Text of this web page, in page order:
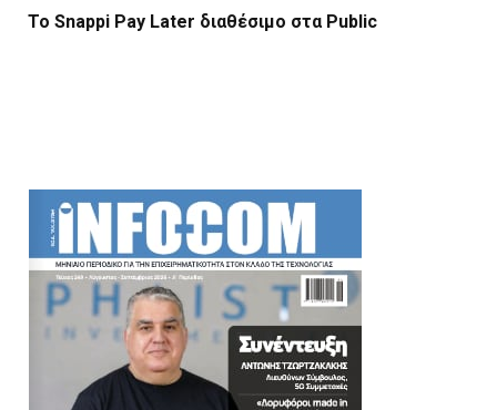
Το Snappi Pay Later διαθέσιμο στα Public